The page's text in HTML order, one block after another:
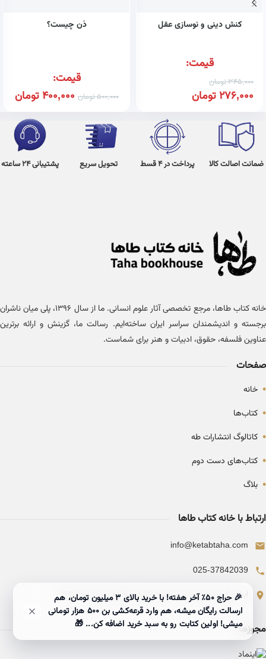
کنش دینی و نوسازی عقل
قیمت:
345,000تومان
276,000تومان
ذن چیست؟
قیمت:
500,000تومان 400,000تومان
ضمانت اصالت کالا پرداخت در 4 قسط تحویل سریع پشتیبانی 24 ساعته
خانه کتاب طاها، مرجع تخصصی آثار علوم انسانی. ما از سال ۱۳۹۶، پلی میان ناشران
برجسته و اندیشمندان سراسر ایران ساخته‌ایم. رسالت ما، گزینش و ارائه برترین
عناوین فلسفه، حقوق، ادبیات و هنر برای شماست.
صفحات
• خانه
• کتاب‌ها
• کاتالوگ انتشارات طه
• کتاب‌های دست دوم
• بلاگ
ارتباط با خانه کتاب طاها
info@ketabtaha.com
025-37842039
ایران، قم، بلوار معلم، مجتمع ناشران، طبقه سوم، واحد ۳۱۴
مجوزها
🎉 حراج ۵۰٪ آخر هفته! با خرید بالای 3 میلیون تومان، هم
ارسالت رایگان میشه، هم وارد قرعه‌کشی بن ۵۰۰ هزار تومانی
میشی! اولین کتابت رو به سبد خرید اضافه کن... 🎁